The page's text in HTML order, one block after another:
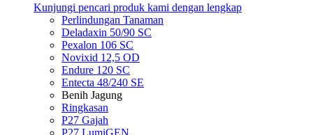
Kunjungi pencari produk kami dengan lengkap
Perlindungan Tanaman
Deladaxin 50/90 SC
Pexalon 106 SC
Novixid 12,5 OD
Endure 120 SC
Entecta 48/240 SE
Benih Jagung
Ringkasan
P27 Gajah
P27 LumiGEN